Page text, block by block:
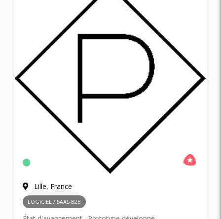
Lille, France
LOGICIEL / SAAS B2B